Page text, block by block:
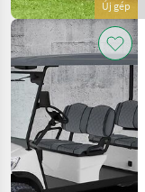
Új gép